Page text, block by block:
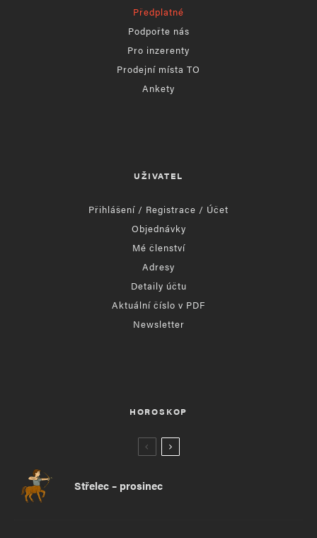
Předplatné
Podpořte nás
Pro inzerenty
Prodejní místa TO
Ankety
UŽIVATEL
Přihlášení / Registrace / Účet
Objednávky
Mé členství
Adresy
Detaily účtu
Aktuální číslo v PDF
Newsletter
HOROSKOP
Střelec – prosinec